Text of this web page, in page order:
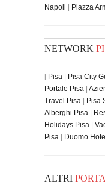
Napoli | Piazza
NETWORK
[ Pisa | Pisa City
Portale Pisa |
Travel Pisa | Pisa
Alberghi Pisa |
Holidays Pisa |
Pisa | Duomo
ALTRI